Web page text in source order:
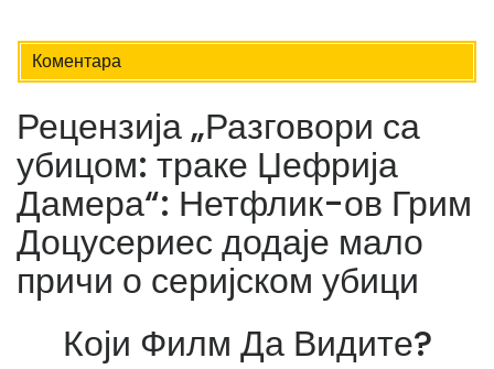
Коментара
Рецензија „Разговори са
убицом: траке Џефрија
Дамера“: Нетфлик-ов Грим
Доцусериес додаје мало
причи о серијском убици
Који Филм Да Видите?